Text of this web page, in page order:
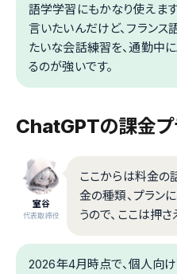
語学学習にもかなり使えます
言いたいんだけど、フランス
たいな会話練習を、通勤中
るのが強いです。
ChatGPTの課金プ
室谷
代表取締役
ここからは料金の
金の種類、プラン
うので、ここは押さ
2026年4月時点で、個人向